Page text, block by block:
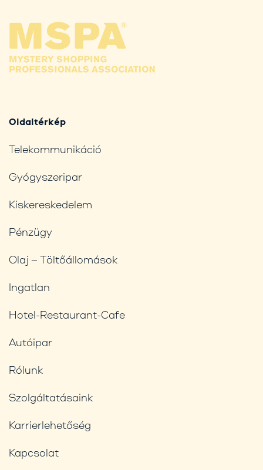
Oldaltérkép
Telekommunikáció
Gyógyszeripar
Kiskereskedelem
Pénzügy
Olaj – Töltőállomások
Ingatlan
Hotel-Restaurant-Cafe
Autóipar
Rólunk
Szolgáltatásaink
Karrierlehetőség
Kapcsolat